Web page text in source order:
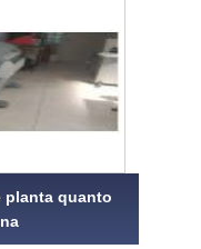
planta quanto